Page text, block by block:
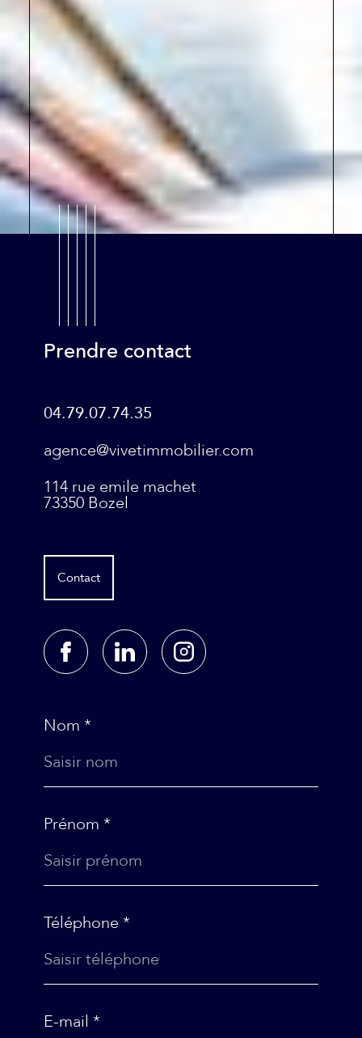
Nom *
Prénom *
Téléphone *
E-mail *
Prendre contact
04.79.07.74.35
agence@vivetimmobilier.com
114 rue emile machet
73350 Bozel
Contact